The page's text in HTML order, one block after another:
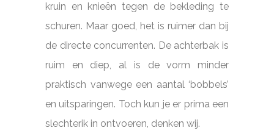
kruin en knieën tegen de bekleding te
schuren. Maar goed, het is ruimer dan bij
de directe concurrenten. De achterbak is
ruim en diep, al is de vorm minder
praktisch vanwege een aantal ‘bobbels’
en uitsparingen. Toch kun je er prima een
slechterik in ontvoeren, denken wij.